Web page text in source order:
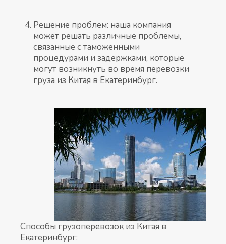
Решение проблем: наша компания
может решать различные проблемы,
связанные с таможенными
процедурами и задержками, которые
могут возникнуть во время перевозки
груза из Китая в Екатеринбург.
Способы грузоперевозок из Китая в
Екатеринбург: